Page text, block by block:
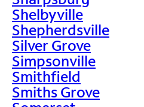
Shelbyville
Shepherdsville
Silver Grove
Simpsonville
Smithfield
Smiths Grove